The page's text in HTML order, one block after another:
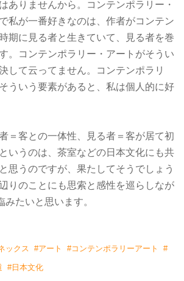
ありませんから。コンテンポラリー・
私が一番好きなのは、 作者がコンテン
期に見る者と生きていて、
見る者を巻
。コンテンポラリー・ アートがそうい
して云ってません。
コンテンポラリ
ういう要素があると、 私は個人的に好
＝客との一体性、見る者＝ 客が居て初
いうのは、 茶室などの日本文化にも共
思うのですが、 果たしてそうでしょう
りのことにも思索と感性を巡らしなが
みたいと思います。
ックス #アート #コンテンポラリーアート #
#日本文化